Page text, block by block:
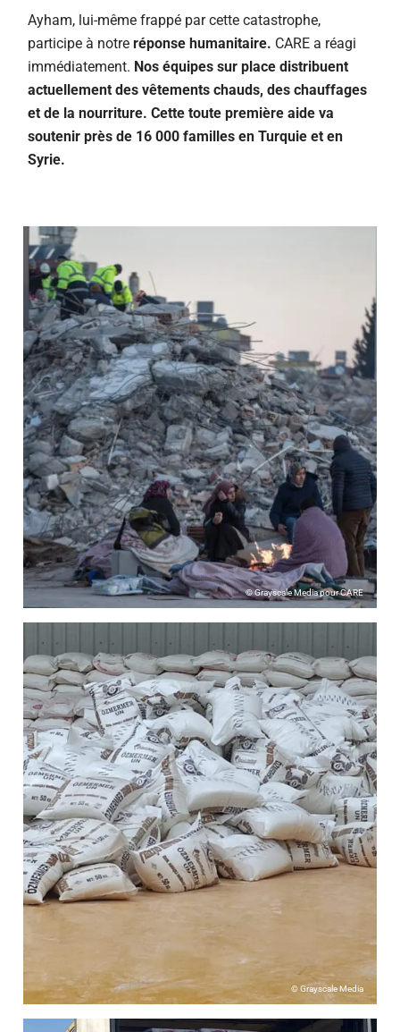
Ayham, lui-même frappé par cette catastrophe,
participe à notre réponse humanitaire. CARE a réagi
immédiatement. Nos équipes sur place distribuent
actuellement des vêtements chauds, des chauffages
et de la nourriture. Cette toute première aide va
soutenir près de 16 000 familles en Turquie et en
Syrie.
© Grayscale Media pour CARE
© Grayscale Media